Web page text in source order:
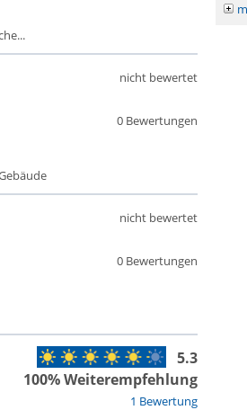
0 Bewertungen
nicht bewertet
0 Bewertungen
nicht bewertet
1 Bewertung
5.3
100% Weiterempfehlung